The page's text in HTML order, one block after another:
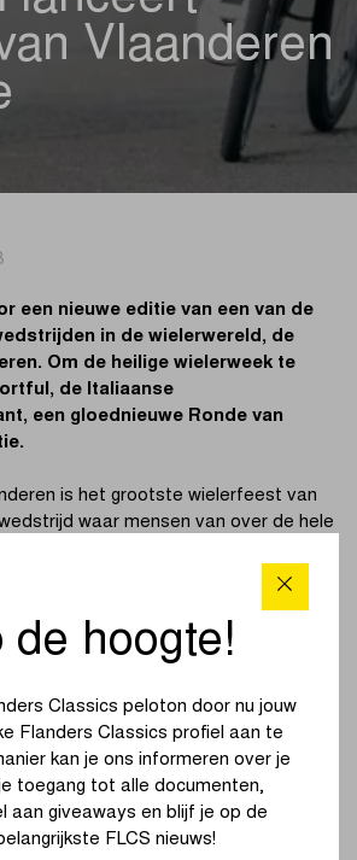
Vlaanderen
een nieuwe editie van een van de
in de wielerwereld, de
Om de heilige wielerweek te
de Italiaanse
een gloednieuwe Ronde van
is het grootste wielerfeest van
waar mensen van over de hele
die soms oplopen tot boven de
Pogacar op de Oude Kwaremont.
kracht willen hebben die Lotte Kopecky
winnende sprint. Om het monument
is, te vieren, lanceerde Sportful
van Vlaanderen collectie. Ontdek
de hoogte!
Classics peloton door nu jouw
Flanders Classics profiel aan te
kan je ons informeren over je
toegang tot alle documenten,
aan giveaways en blijf je op de
FLCS nieuws!